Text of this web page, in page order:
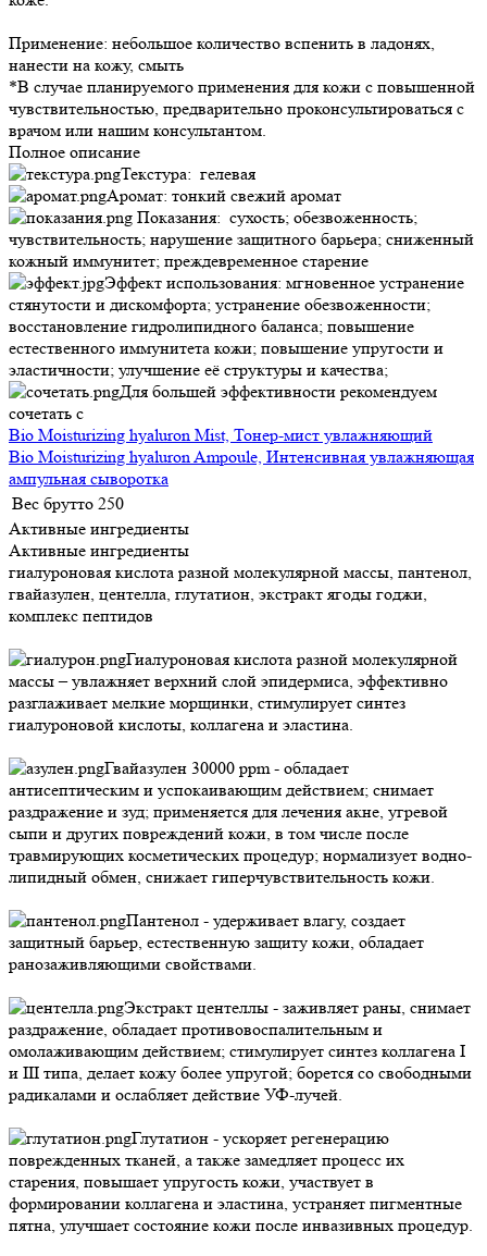
Применение: небольшое количество вспенить в ладонях,
нанести на кожу, смыть
*В случае планируемого применения для кожи с повышенной
чувствительностью, предварительно проконсультироваться с
врачом или нашим консультантом.
Полное описание
Текстура: гелевая
Аромат: тонкий свежий аромат
Показания: сухость; обезвоженность;
чувствительность; нарушение защитного барьера; сниженный
кожный иммунитет; преждевременное старение
Эффект использования: мгновенное устранение
стянутости и дискомфорта; устранение обезвоженности;
восстановление гидролипидного баланса; повышение
естественного иммунитета кожи; повышение упругости и
эластичности; улучшение её структуры и качества;
Для большей эффективности рекомендуем
сочетать с
Bio Moisturizing hyaluron Mist, Тонер-мист увлажняющий
Bio Moisturizing hyaluron Ampoule, Интенсивная увлажняющая
ампульная сыворотка
Вес брутто 250
Активные ингредиенты
Активные ингредиенты
гиалуроновая кислота разной молекулярной массы, пантенол,
гвайазулен, центелла, глутатион, экстракт ягоды годжи,
комплекс пептидов
Гиалуроновая кислота разной молекулярной
массы – увлажняет верхний слой эпидермиса, эффективно
разглаживает мелкие морщинки, стимулирует синтез
гиалуроновой кислоты, коллагена и эластина.
Гвайазулен 30000 ppm - обладает
антисептическим и успокаивающим действием; снимает
раздражение и зуд; применяется для лечения акне, угревой
сыпи и других повреждений кожи, в том числе после
травмирующих косметических процедур; нормализует водно-
липидный обмен, снижает гиперчувствительность кожи.
Пантенол - удерживает влагу, создает
защитный барьер, естественную защиту кожи, обладает
ранозаживляющими свойствами.
Экстракт центеллы - заживляет раны, снимает
раздражение, обладает противовоспалительным и
омолаживающим действием; стимулирует синтез коллагена I
и III типа, делает кожу более упругой; борется со свободными
радикалами и ослабляет действие УФ-лучей.
Глутатион - ускоряет регенерацию
поврежденных тканей, а также замедляет процесс их
старения, повышает упругость кожи, участвует в
формировании коллагена и эластина, устраняет пигментные
пятна, улучшает состояние кожи после инвазивных процедур.